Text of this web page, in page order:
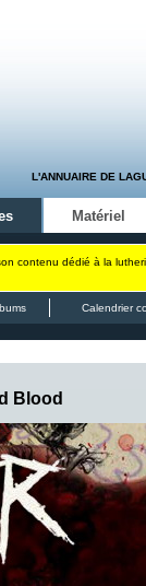
L'ANNUAIRE DE
Matériel
contenu dédié à la
Calendrier
Blood